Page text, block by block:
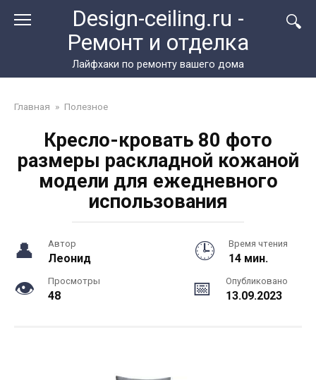
Design-ceiling.ru -
Ремонт и отделка
Лайфхаки по ремонту вашего дома
Главная » Полезное
Кресло-кровать 80 фото
размеры раскладной кожаной
модели для ежедневного
использования
Автор
Леонид
Время чтения
14 мин.
Просмотры
48
Опубликовано
13.09.2023